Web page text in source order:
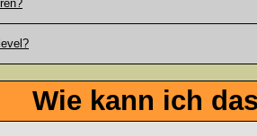
Wie kann ich